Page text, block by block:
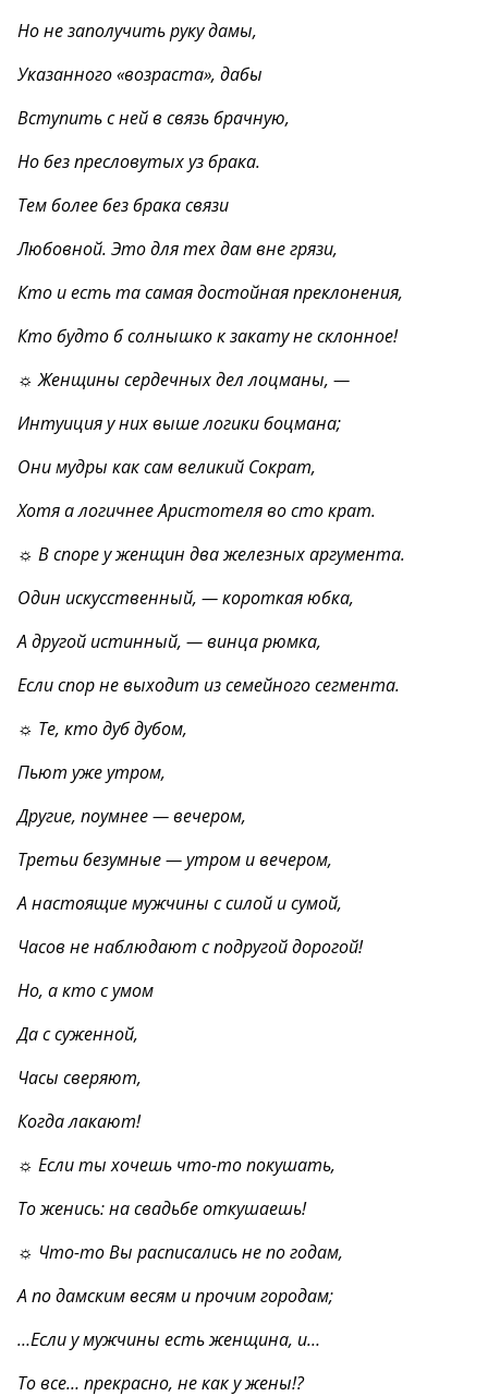
Но не заполучить руку дамы,
Указанного «возраста», дабы
Вступить с ней в связь брачную,
Но без пресловутых уз брака.
Тем более без брака связи
Любовной. Это для тех дам вне грязи,
Кто и есть та самая достойная преклонения,
Кто будто б солнышко к закату не склонное!
☼ Женщины сердечных дел лоцманы, —
Интуиция у них выше логики боцмана;
Они мудры как сам великий Сократ,
Хотя а логичнее Аристотеля во сто крат.
☼ В споре у женщин два железных аргумента.
Один искусственный, — короткая юбка,
А другой истинный, — винца рюмка,
Если спор не выходит из семейного сегмента.
☼ Те, кто дуб дубом,
Пьют уже утром,
Другие, поумнее — вечером,
Третьи безумные — утром и вечером,
А настоящие мужчины с силой и сумой,
Часов не наблюдают с подругой дорогой!
Но, а кто с умом
Да с суженной,
Часы сверяют,
Когда лакают!
☼ Если ты хочешь что-то покушать,
То женись: на свадьбе откушаешь!
☼ Что-то Вы расписались не по годам,
А по дамским весям и прочим городам;
…Если у мужчины есть женщина, и…
То все… прекрасно, не как у жены!?